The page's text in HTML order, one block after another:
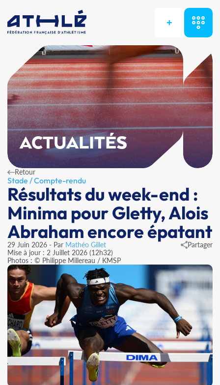
+
ACTUALITÉS
Retour
Stade / Compte-rendu
Résultats du week-end :
Minima pour Gletty, Alois
Abraham encore épatant
29 Juin 2026 - Par Mathéo Gillet
Mise à jour : 2 Juillet 2026 (12h32)
Photos : © Philippe Millereau / KMSP
Partager